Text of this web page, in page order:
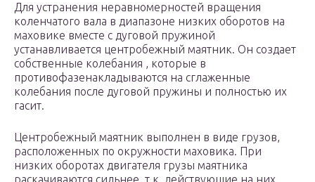
Для устранения неравномерностей вращения
коленчатого вала в диапазоне низких оборотов на
маховике вместе с дуговой пружиной
устанавливается центробежный маятник. Он создает
собственные колебания , которые в
противофазенакладываются на сглаженные
колебания после дуговой пружины и полностью их
гасит.
Центробежный маятник выполнен в виде грузов,
расположенных по окружности маховика. При
низких оборотах двигателя грузы маятника
раскачиваются сильнее, т.к. действующие на них